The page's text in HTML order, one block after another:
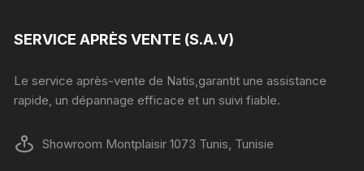
SERVICE APRÈS VENTE (S.A.V)
Le service après-vente de Natis,garantit une assistance
rapide, un dépannage efficace et un suivi fiable.
Showroom Montplaisir 1073 Tunis, Tunisie